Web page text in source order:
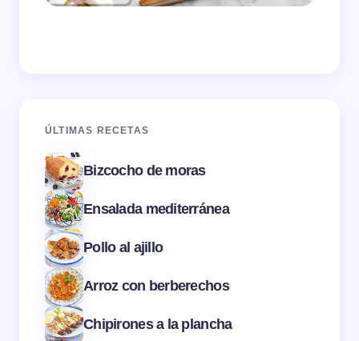
ÚLTIMAS RECETAS
Bizcocho de moras
Ensalada mediterránea
Pollo al ajillo
Arroz con berberechos
Chipirones a la plancha